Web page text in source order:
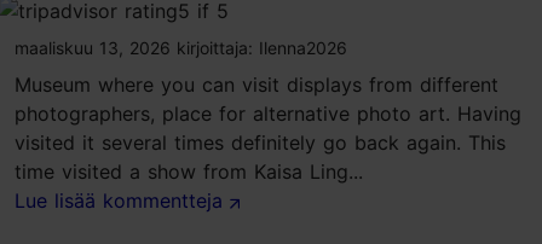
tripadvisor rating 5 of 5
maaliskuu 13, 2026 kirjoittaja: Ilenna2026
Museum where you can visit displays from different
photographers, place for alternative photo art. Having
visited it several times definitely go back again. This
time visited a show from Kaisa Ling...
Lue lisää kommentteja